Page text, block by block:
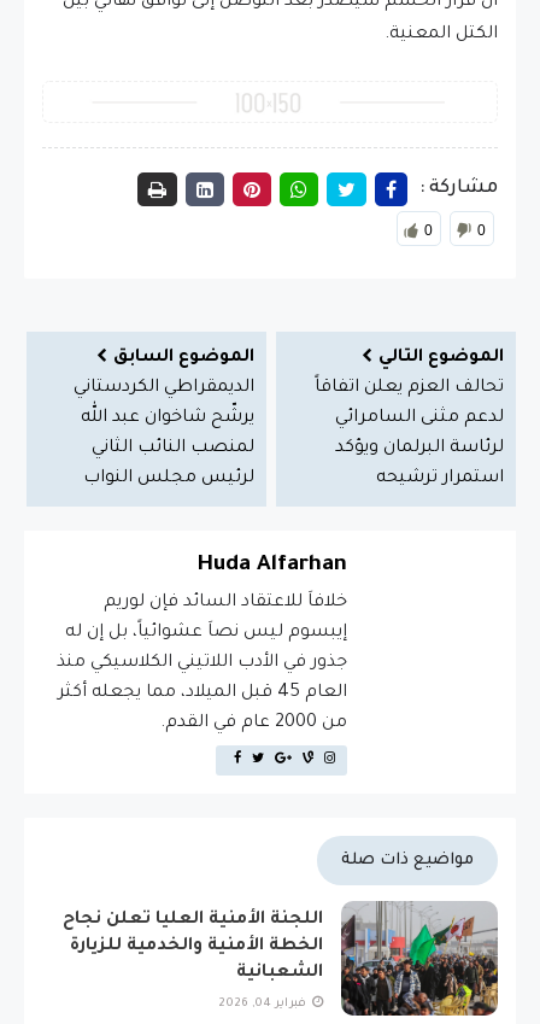
الكتل المعنية.
مشاركة :
0 0
الموضوع التالي
تحالف العزم يعلن اتفاقاً
لدعم مثنى السامرائي
لرئاسة البرلمان ويؤكد
استمرار ترشيحه
الموضوع السابق
الديمقراطي الكردستاني
يرشّح شاخوان عبد الله
لمنصب النائب الثاني
لرئيس مجلس النواب
Huda Alfarhan
خلافاَ للاعتقاد السائد فإن لوريم
إيبسوم ليس نصاَ عشوائياً، بل إن له
جذور في الأدب اللاتيني الكلاسيكي منذ
العام 45 قبل الميلاد، مما يجعله أكثر
من 2000 عام في القدم.
مواضيع ذات صلة
اللجنة الأمنية العليا تعلن نجاح
الخطة الأمنية والخدمية للزيارة
الشعبانية
فبراير 04, 2026